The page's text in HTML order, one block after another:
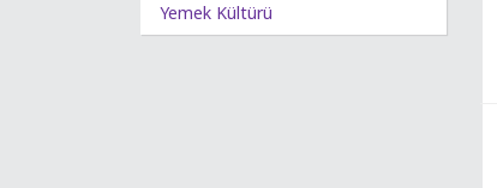
Yemek Kültürü